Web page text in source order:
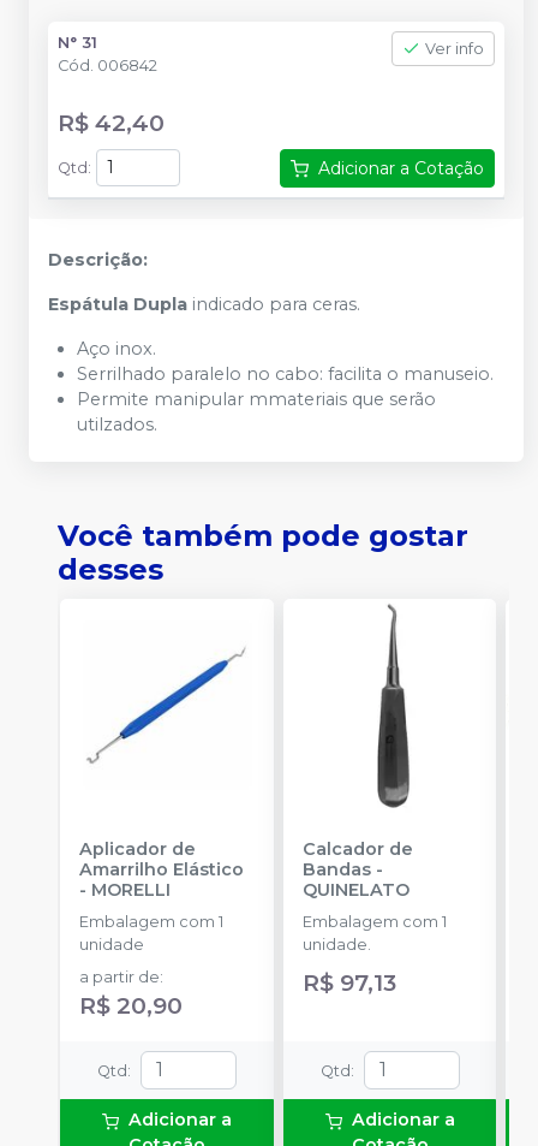
N° 31
Cód. 006842
Ver info
R$ 42,40
Qtd : Adicionar a Cotação
Descrição:
Espátula Dupla indicado para ceras.
Aço inox.
Serrilhado paralelo no cabo: facilita o manuseio.
Permite manipular mmateriais que serão
utilzados.
Você também pode gostar
desses
Aplicador de
Amarrilho Elástico
- MORELLI
Embalagem com 1
unidade
a partir de:
R$ 20,90
Qtd :
Adicionar a
Calcador de
Bandas-
QUINELATO
Embalagem com 1
unidade.
R$ 97,13
Qtd :
Adicionar a